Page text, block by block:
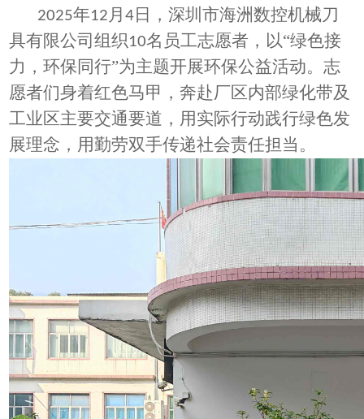
2025年12月4日，深圳市海洲数控机械刀
具有限公司组织10名员工志愿者，以“绿色接
力，环保同行”为主题开展环保公益活动。志
愿者们身着红色马甲，奔赴厂区内部绿化带及
工业区主要交通要道，用实际行动践行绿色发
展理念，用勤劳双手传递社会责任担当。